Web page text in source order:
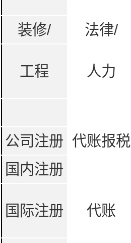
装修/ 法律/
工程 人力
公司注册 代账报税
国内注册
国际注册 代账